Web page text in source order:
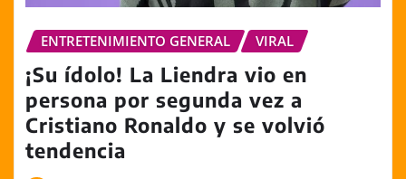
ENTRETENIMIENTO GENERAL VIRAL
¡Su ídolo! La Liendra vio en
persona por segunda vez a
Cristiano Ronaldo y se volvió
tendencia